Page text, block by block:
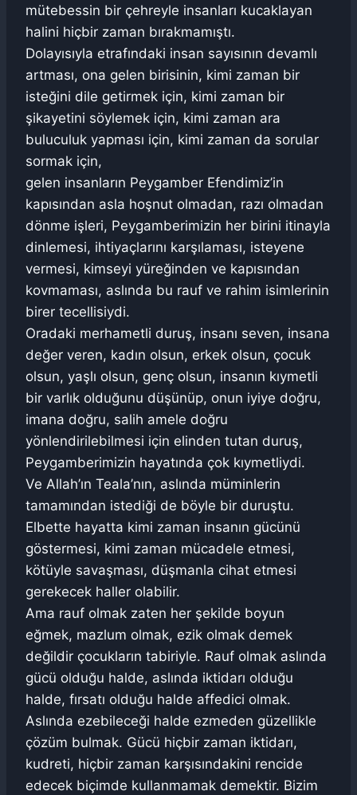
mütebessin bir çehreyle insanları kucaklayan
halini hiçbir zaman bırakmamıştı.
Dolayısıyla etrafındaki insan sayısının devamlı
artması, ona gelen birisinin, kimi zaman bir
isteğini dile getirmek için, kimi zaman bir
şikayetini söylemek için, kimi zaman ara
buluculuk yapması için, kimi zaman da sorular
sormak için,
gelen insanların Peygamber Efendimiz’in
kapısından asla hoşnut olmadan, razı olmadan
dönme işleri, Peygamberimizin her birini itinayla
dinlemesi, ihtiyaçlarını karşılaması, isteyene
vermesi, kimseyi yüreğinden ve kapısından
kovmaması, aslında bu rauf ve rahim isimlerinin
birer tecellisiydi.
Oradaki merhametli duruş, insanı seven, insana
değer veren, kadın olsun, erkek olsun, çocuk
olsun, yaşlı olsun, genç olsun, insanın kıymetli
bir varlık olduğunu düşünüp, onun iyiye doğru,
imana doğru, salih amele doğru
yönlendirilebilmesi için elinden tutan duruş,
Peygamberimizin hayatında çok kıymetliydi.
Ve Allah’ın Teala’nın, aslında müminlerin
tamamından istediği de böyle bir duruştu.
Elbette hayatta kimi zaman insanın gücünü
göstermesi, kimi zaman mücadele etmesi,
kötüyle savaşması, düşmanla cihat etmesi
gerekecek haller olabilir.
Ama rauf olmak zaten her şekilde boyun
eğmek, mazlum olmak, ezik olmak demek
değildir çocukların tabiriyle. Rauf olmak aslında
gücü olduğu halde, aslında iktidarı olduğu
halde, fırsatı olduğu halde affedici olmak.
Aslında ezebileceği halde ezmeden güzellikle
çözüm bulmak. Gücü hiçbir zaman iktidarı,
kudreti, hiçbir zaman karşısındakini rencide
edecek biçimde kullanmamak demektir. Bizim